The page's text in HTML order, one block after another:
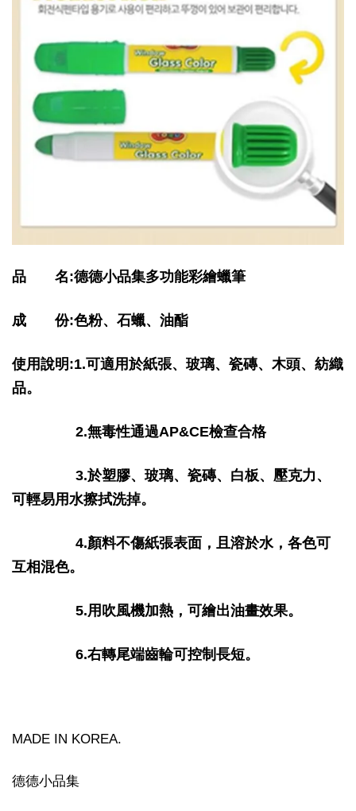
品 名:德德小品集多功能彩繪蠟筆
成 份:色粉、石蠟、油酯
使用說明:1.可適用於紙張、玻璃、瓷磚、木頭、紡織
品。
2.無毒性通過AP&CE檢查合格
3.於塑膠、玻璃、瓷磚、白板、壓克力、
可輕易用水擦拭洗掉。
4.顏料不傷紙張表面，且溶於水，各色可
互相混色。
5.用吹風機加熱，可繪出油畫效果。
6.右轉尾端齒輪可控制長短。
MADE IN KOREA.
德德小品集